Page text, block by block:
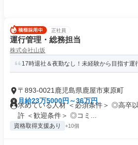
正社員
運行管理・総務担当
株式会社山坂
17時退社＆夜勤なし！未経験から目指す運
〒893-0021鹿児島県鹿屋市東原町
月給23万5000円～36万円
求めている人材 ＜必須条件＞ ◎高卒
許 ＜歓迎条件＞ ◎コミ...
資格取得支援あり +10個